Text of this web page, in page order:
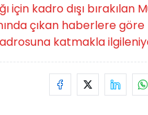
kadro dışı bırakılan
çıkan haberlere
katmakla